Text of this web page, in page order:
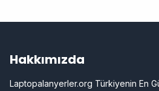
Hakkımızda
Laptopalanyerler.org Türkiyenin En